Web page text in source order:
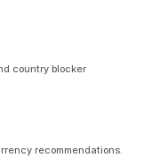
country blocker
recommendations.